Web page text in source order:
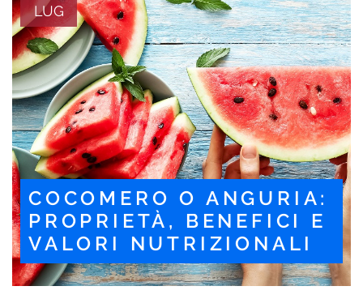
LUG
COCOMERO O ANGURIA:
PROPRIETÀ, BENEFICI E
VALORI NUTRIZIONALI